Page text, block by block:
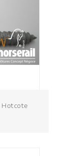
Hotcote